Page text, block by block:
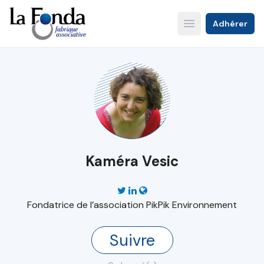
Aller
au
contenu
principal
Open main menu
Adhérer
Kaméra Vesic
Fondatrice de l’association PikPik Environnement
Suivre